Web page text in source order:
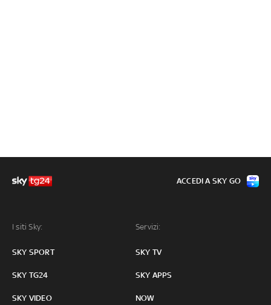
I siti Sky:
SKY SPORT
SKY TG24
SKY VIDEO
Servizi:
SKY TV
SKY APPS
NOW
ACCEDI A SKY GO